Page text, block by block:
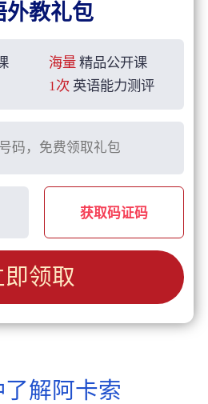
外教礼包
海量 精品公开课
1次 英语能力测评
获取码证码
即领取
解阿卡索